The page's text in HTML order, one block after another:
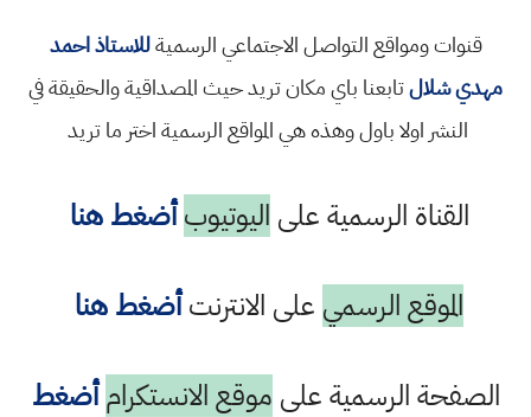
قنوات ومواقع التواصل الاجتماعي الرسميةللاستاذ احمد
مهدي شلالتابعنا باي مكان تريد حيث المصداقية والحقيقة في
النشر اولا باول وهذه هي المواقع الرسمية اختر ما تريد
القناة الرسمية على اليوتيوب أضغط هنا
الموقع الرسمي على الانترنتأضغط هنا
الصفحة الرسمية على موقع الانستكرام أضغط